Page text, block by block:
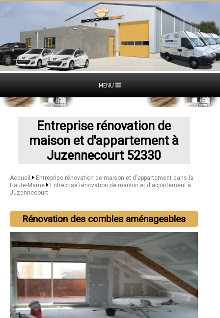
MENU
Entreprise rénovation de
maison et d'appartement à
Juzennecourt 52330
Accueil
Entreprise rénovation de maison et d'appartement dans la
Haute-Marne
Entreprise rénovation de maison et d'appartement à
Juzennecourt
Rénovation des combles aménageables